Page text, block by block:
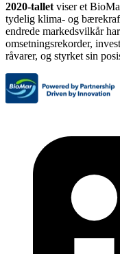
2020-tallet viser et
tydelig klima- og
endrede markedsvilkår
omsetningsrekorder,
råvarer, og styrket sin